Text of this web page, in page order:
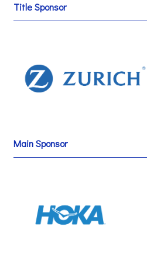
Title Sponsor
Main Sponsor